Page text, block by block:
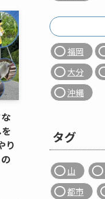
り
福岡
大分
沖縄
タグ
山
都市